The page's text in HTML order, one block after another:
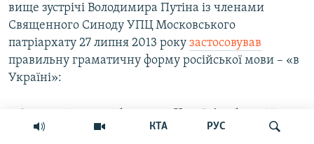
КТА РУС
вище зустрічі Володимира Путіна із членами
Священного Синоду УПЦ Московського
патріархату 27 липня 2013 року застосовував
правильну граматичну форму російської мови – «в
Україні»:
країні, в тому місці, де відбулося Водохреще».